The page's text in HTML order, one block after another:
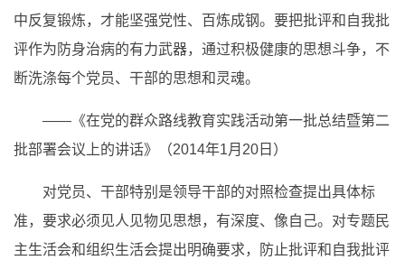
中反复锻炼，才能坚强党性、百炼成钢。要把批评和自我批
评作为防身治病的有力武器，通过积极健康的思想斗争，不
断洗涤每个党员、干部的思想和灵魂。
——《在党的群众路线教育实践活动第一批总结暨第二
批部署会议上的讲话》（2014年1月20日）
对党员、干部特别是领导干部的对照检查提出具体标
准，要求必须见人见物见思想，有深度、像自己。对专题民
主生活会和组织生活会提出明确要求，防止批评和自我批评